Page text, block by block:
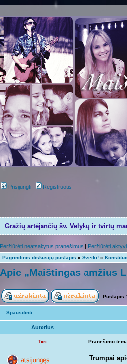
Prisijungti Registruotis
Gražių artėjančių šv. Velykų ir tvirtų
Peržiūrėti neatsakytus pranešimus | Peržiūrėti
Pagrindinis diskusijų puslapis » Sveiki! »
Apie „Maištingas amžius
Puslapis 1
Spausdinti
Autorius
Tori Pranešimo
Trumpai